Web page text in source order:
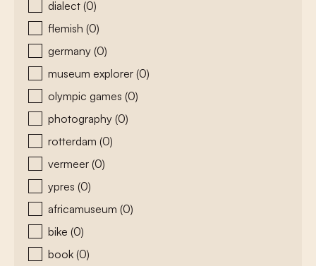
dialect (0)
flemish (0)
germany (0)
museum explorer (0)
olympic games (0)
photography (0)
rotterdam (0)
vermeer (0)
ypres (0)
africamuseum (0)
bike (0)
book (0)